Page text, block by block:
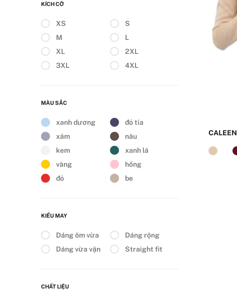
KÍCH CỠ
XS
S
M
L
XL
2XL
3XL
4XL
MÀU SẮC
xanh dương
đỏ tía
xám
nâu
kem
xanh lá
vàng
hồng
đỏ
be
KIỂU MAY
Dáng ôm vừa
Dáng rộng
Dáng vừa vặn
Straight fit
CHẤT LIỆU
CALEEN